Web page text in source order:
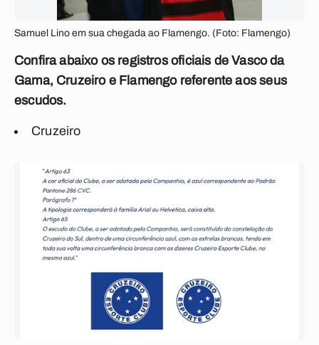
Samuel Lino em sua chegada ao Flamengo. (Foto: Flamengo)
Confira abaixo os registros oficiais de Vasco da
Gama, Cruzeiro e Flamengo referente aos seus
escudos.
Cruzeiro